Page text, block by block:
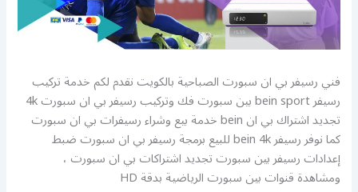
فني رسيفر بي ان سبورت الصباحية بالكويت نقدم لكم خدمة تركيب
رسيفر bein sport بين سبورت فك وتركيب رسيفر بي ان سبورت 4k
تجديد اشتراك بي ان bein خدمة بيع وشراء رسيفرات بي ان سبورت
كما نوفر رسيفر bein 4k للبيع برمجة رسيفر بي ان سبورت ضبط
إعدادات رسيفر بين سبورت تجديد اشتراكات بي ان سبورت ،
ومشاهدة قنوات بين سبورت الرياضية بدقة HD